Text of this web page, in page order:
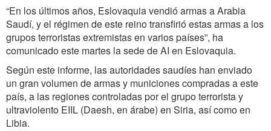
“En los últimos años, Eslovaquia vendió armas a Arabia
Saudí, y el régimen de este reino transfirió estas armas a los
grupos terroristas extremistas en varios países”, ha
comunicado este martes la sede de AI en Eslovaquia.
Según este informe, las autoridades saudíes han enviado
un gran volumen de armas y municiones compradas a este
país, a las regiones controladas por el grupo terrorista y
ultraviolento EIIL (Daesh, en árabe) en Siria, así como en
Libia.